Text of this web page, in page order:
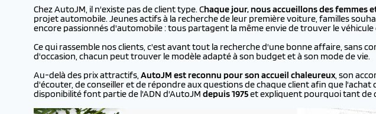
Chez AutoJM, il n'existe pas de client type. Chaque jour, nous accueillons des femmes
projet automobile. Jeunes actifs à la recherche de leur première voiture, familles
encore passionnés d'automobile : tous partagent la même envie de trouver le
Ce qui rassemble nos clients, c'est avant tout la recherche d'une bonne affaire, sans
d'occasion, chacun peut trouver le modèle adapté à son budget et à son mode de vie.
Au-delà des prix attractifs, AutoJM est reconnu pour son accueil chaleureux, son
d'écouter, de conseiller et de répondre aux questions de chaque client afin que
disponibilité font partie de l'ADN d'AutoJM depuis 1975et expliquent pourquoi tant de